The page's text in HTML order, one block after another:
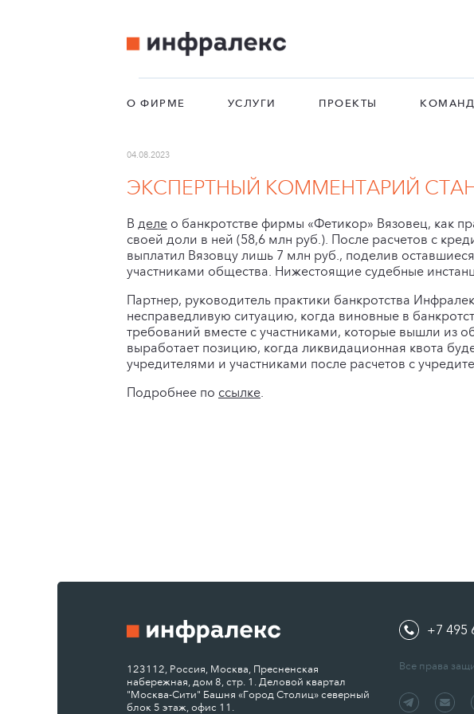
О ФИРМЕ УСЛУГИ ПРОЕКТЫ
04.08.2023
ЭКСПЕРТНЫЙ КОММЕНТАРИЙ
В деле о банкротстве фирмы «Фетикор» Вязовец, как
своей доли в ней (58,6 млн руб.). После расчетов с
выплатил Вязовцу лишь 7 млн руб., поделив
участниками общества. Нижестоящие судебные
Партнер, руководитель практики банкротства
несправедливую ситуацию, когда виновные в
требований вместе с участниками, которые вышли из
выработает позицию, когда ликвидационная квота
учредителями и участниками после расчетов с
Подробнее по ссылке.
123112, Россия, Москва, Пресненская
набережная, дом 8, стр. 1. Деловой квартал
"Москва-Сити" Башня «Город Столиц» северный
блок 5 этаж, офис 11.
+7 495
Все права